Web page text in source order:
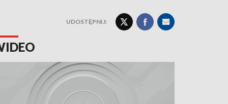
UDOSTĘPNIJ: